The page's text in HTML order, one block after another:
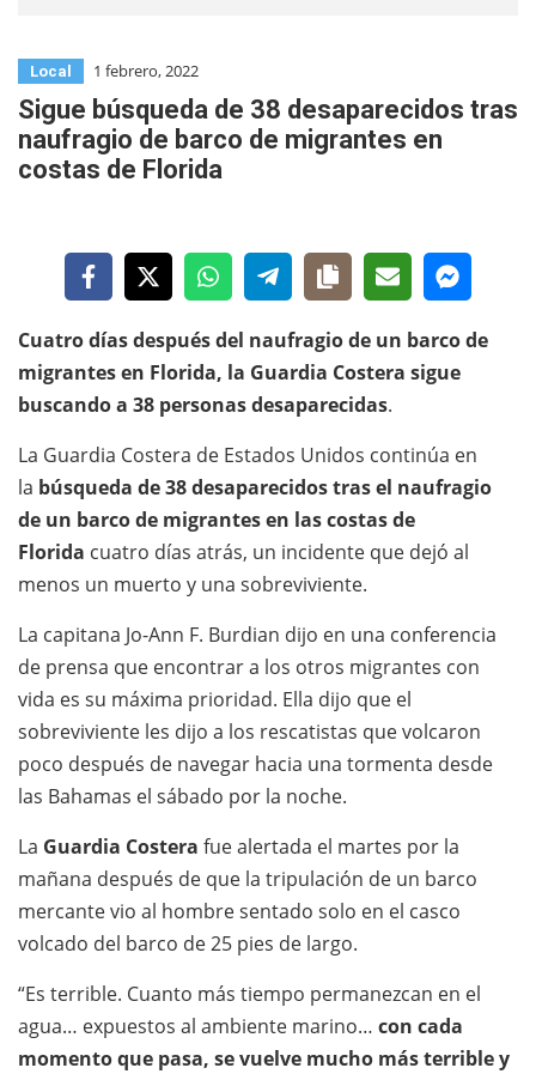
Local 1 febrero, 2022
Sigue búsqueda de 38 desaparecidos tras
naufragio de barco de migrantes en
costas de Florida
Cuatro días después del naufragio de un barco de
migrantes en Florida, la Guardia Costera sigue
buscando a 38 personas desaparecidas.
La Guardia Costera de Estados Unidos continúa en
la búsqueda de 38 desaparecidos tras el naufragio
de un barco de migrantes en las costas de
Florida cuatro días atrás, un incidente que dejó al
menos un muerto y una sobreviviente.
La capitana Jo-Ann F. Burdian dijo en una conferencia
de prensa que encontrar a los otros migrantes con
vida es su máxima prioridad. Ella dijo que el
sobreviviente les dijo a los rescatistas que volcaron
poco después de navegar hacia una tormenta desde
las Bahamas el sábado por la noche.
La Guardia Costera fue alertada el martes por la
mañana después de que la tripulación de un barco
mercante vio al hombre sentado solo en el casco
volcado del barco de 25 pies de largo.
“Es terrible. Cuanto más tiempo permanezcan en el
agua… expuestos al ambiente marino… con cada
momento que pasa, se vuelve mucho más terrible y